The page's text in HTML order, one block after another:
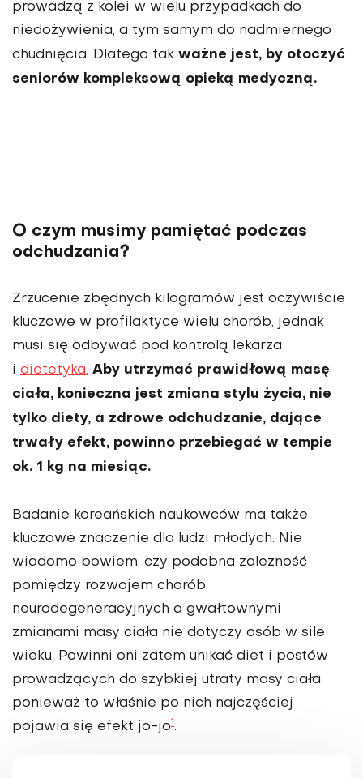
prowadzą z kolei w wielu przypadkach do
niedożywienia, a tym samym do nadmiernego
chudnięcia. Dlatego tak ważne jest, by otoczyć
seniorów kompleksową opieką medyczną.
O czym musimy pamiętać podczas
odchudzania?
Zrzucenie zbędnych kilogramów jest oczywiście
kluczowe w profilaktyce wielu chorób, jednak
musi się odbywać pod kontrolą lekarza
i dietetyka. Aby utrzymać prawidłową masę
ciała, konieczna jest zmiana stylu życia, nie
tylko diety, a zdrowe odchudzanie, dające
trwały efekt, powinno przebiegać w tempie
ok. 1 kg na miesiąc.
Badanie koreańskich naukowców ma także
kluczowe znaczenie dla ludzi młodych. Nie
wiadomo bowiem, czy podobna zależność
pomiędzy rozwojem chorób
neurodegeneracyjnych a gwałtownymi
zmianami masy ciała nie dotyczy osób w sile
wieku. Powinni oni zatem unikać diet i postów
prowadzących do szybkiej utraty masy ciała,
ponieważ to właśnie po nich najczęściej
pojawia się efekt jo-jo1.